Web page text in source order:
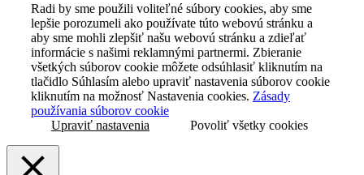
Radi by sme použili voliteľné súbory cookies, aby sme
lepšie porozumeli ako používate túto webovú stránku a
aby sme mohli zlepšiť našu webovú stránku a zdieľať
informácie s našimi reklamnými partnermi. Zbieranie
všetkých súborov cookie môžete odsúhlasiť kliknutím na
tlačidlo Súhlasím alebo upraviť nastavenia súborov cookie
kliknutím na možnosť Nastavenia cookies. Zásady
používania súborov cookie
Upraviť nastavenia
Povoliť všetky cookies